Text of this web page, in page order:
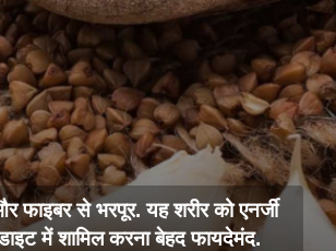
फाइबर से भरपूर. यह शरीर को एनर्जी
में शामिल करना बेहद फायदेमंद.